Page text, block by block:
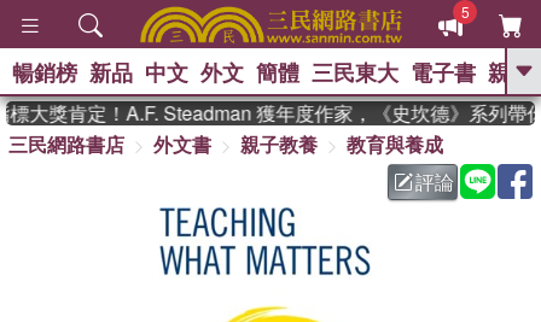
5
GO
熱搜： 東野圭吾 、 高希均教授回憶錄
父親節 、 如果歷
暑期推薦 、 國際布克
獎 臺灣漫遊錄
登輝時代 、 數學女孩：黎曼猜想
偉大的迷走神經
暢銷榜 新品 中文 外文 簡體 三民東大 電子書 親子
大獎肯定！A.F. Steadman 獲年度作家，《史坎德》系列帶你
三民網路書店
外文書 親子教養
教育與養成
評論